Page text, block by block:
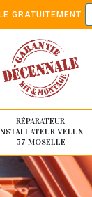
GRATUITEMENT
RÉPARATEUR
VELUX
57 MOSELLE